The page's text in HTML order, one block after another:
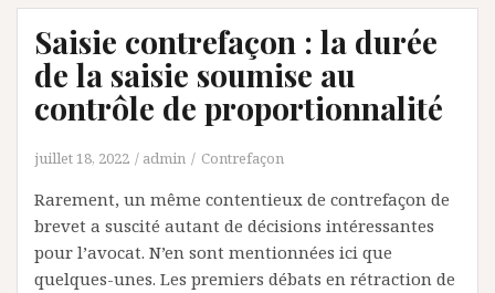
Saisie contrefaçon : la durée
de la saisie soumise au
contrôle de proportionnalité
juillet 18, 2022 admin Contrefaçon
Rarement, un même contentieux de contrefaçon de
brevet a suscité autant de décisions intéressantes
pour l’avocat. N’en sont mentionnées ici que
quelques-unes. Les premiers débats en rétraction de